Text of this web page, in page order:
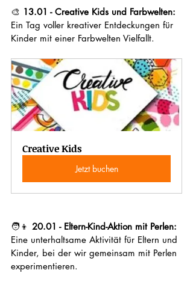
🎨 13.01 - Creative Kids und Farbwelten:
Ein Tag voller kreativer Entdeckungen für
Kinder mit einer Farbwelten Vielfallt.
Creative Kids
Jetzt buchen
🧑‍👦 20.01 - Eltern-Kind-Aktion mit Perlen:
Eine unterhaltsame Aktivität für Eltern und
Kinder, bei der wir gemeinsam mit Perlen
experimentieren.